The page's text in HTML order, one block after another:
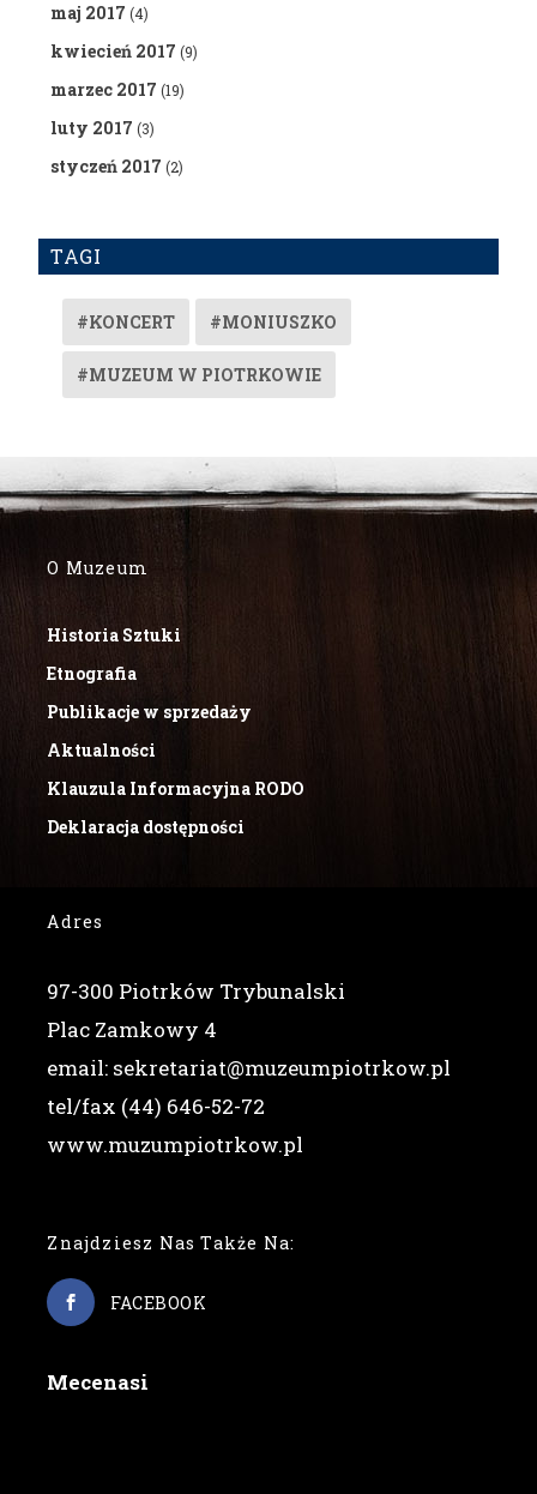
maj 2017 (4)
kwiecień 2017 (9)
marzec 2017 (19)
luty 2017 (3)
styczeń 2017 (2)
TAGI
#KONCERT #MONIUSZKO
#MUZEUM W PIOTRKOWIE
O Muzeum
Historia Sztuki
Etnografia
Publikacje w sprzedaży
Aktualności
Klauzula Informacyjna RODO
Deklaracja dostępności
Adres
97-300 Piotrków Trybunalski
Plac Zamkowy 4
email: sekretariat@muzeumpiotrkow.pl
tel/fax (44) 646-52-72
www.muzumpiotrkow.pl
Znajdziesz Nas Także Na:
FACEBOOK
Mecenasi